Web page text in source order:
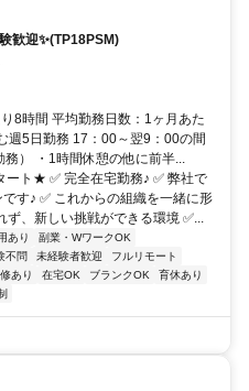
歓迎✨(TP18PSM)
8時間 平均勤務日数：1ヶ月あた
週5日勤務 17：00～翌9：00の間
） ・1時間休憩の他に前半...
ト★ ✅ 完全在宅勤務♪ ✅ 弊社で
す♪ ✅ これからの組織を一緒に形
、新しい挑戦ができる環境 ✅...
あり
副業・WワークOK
不問 未経験者歓迎
フルリモート
あり 在宅OK ブランクOK
育休あり